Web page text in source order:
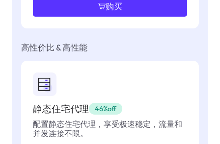
购买
高性价比 & 高性能
静态住宅代理 46%off
配置静态住宅代理，享受极速稳定，流量和
并发连接不限。